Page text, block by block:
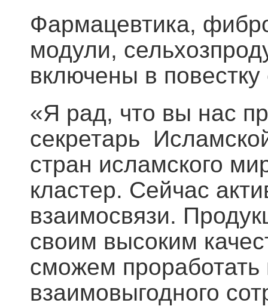
Фармацевтика,
модули,
включены в
«Я рад, что вы нас
секретарь
стран исламского
кластер. Сейчас
взаимосвязи.
своим высоким
сможем
взаимовыгодного